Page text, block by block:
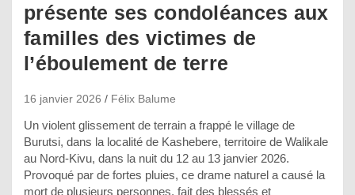
présente ses condoléances aux
familles des victimes de
l’éboulement de terre
16 janvier 2026 Félix Balume
Un violent glissement de terrain a frappé le village de
Burutsi, dans la localité de Kashebere, territoire de Walikale
au Nord-Kivu, dans la nuit du 12 au 13 janvier 2026.
Provoqué par de fortes pluies, ce drame naturel a causé la
mort de plusieurs personnes, fait des blessés et